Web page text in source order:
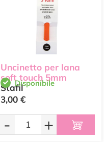
Uncinetto per lana
soft touch 5mm
StafilDisponibile
3,00 €
- +